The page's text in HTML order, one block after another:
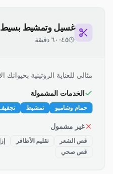
غسيل وتمشيط بسيط
٤٥-٦٠ دقيقة
مثالي للعناية الروتينية بحيوانك
الخدمات المشمولة
حمام وشامبو تمشيط
غير مشمول
قص الشعر تقليم الأظافر
قص صحي